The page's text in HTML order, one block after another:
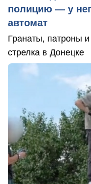
полицию — у
автомат
Гранаты, патроны
стрелка в Донецке